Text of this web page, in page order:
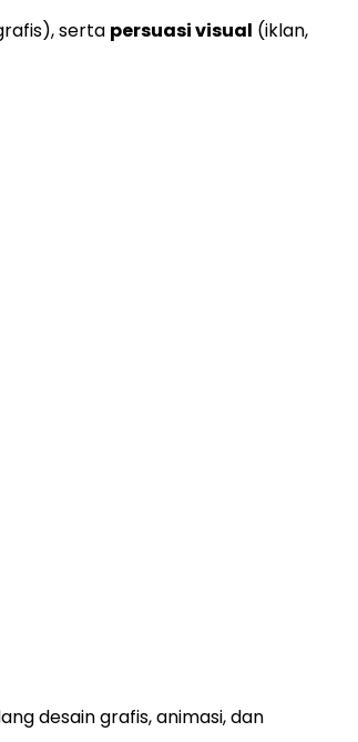
serta persuasi visual (iklan,
desain grafis, animasi, dan